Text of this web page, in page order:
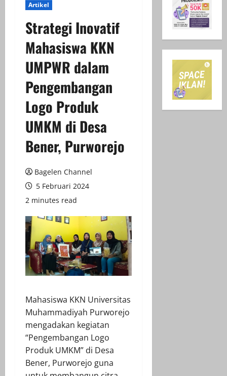
Artikel
Strategi Inovatif
Mahasiswa KKN
UMPWR dalam
Pengembangan
Logo Produk
UMKM di Desa
Bener, Purworejo
Bagelen Channel
5 Februari 2024
2 minutes read
Mahasiswa KKN Universitas
Muhammadiyah Purworejo
mengadakan kegiatan
“Pengembangan Logo
Produk UMKM” di Desa
Bener, Purworejo guna